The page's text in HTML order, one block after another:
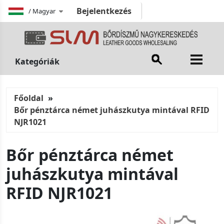
/ Magyar Bejelentkezés
Kategóriák
Főoldal
Bőr pénztárca német juhászkutya mintával RFID
NJR1021
Bőr pénztárca német
juhászkutya mintával
RFID NJR1021